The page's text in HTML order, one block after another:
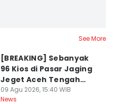
See More
[BREAKING] Sebanyak
96 Kios di Pasar Jaging
Jeget Aceh Tengah
Terbakar
09 Agu 2026, 15:40 WIB
News